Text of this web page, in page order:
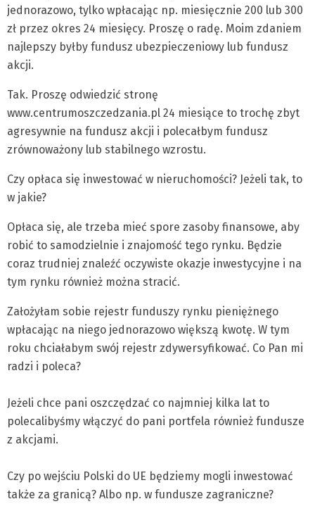
jednorazowo, tylko wpłacając np. miesięcznie 200 lub 300
zł przez okres 24 miesięcy. Proszę o radę. Moim zdaniem
najlepszy byłby fundusz ubezpieczeniowy lub fundusz
akcji.
Tak. Proszę odwiedzić stronę
www.centrumoszczedzania.pl 24 miesiące to trochę zbyt
agresywnie na fundusz akcji i polecałbym fundusz
zrównoważony lub stabilnego wzrostu.
Czy opłaca się inwestować w nieruchomości? Jeżeli tak, to
w jakie?
Opłaca się, ale trzeba mieć spore zasoby finansowe, aby
robić to samodzielnie i znajomość tego rynku. Będzie
coraz trudniej znaleźć oczywiste okazje inwestycyjne i na
tym rynku również można stracić.
Założyłam sobie rejestr funduszy rynku pieniężnego
wpłacając na niego jednorazowo większą kwotę. W tym
roku chciałabym swój rejestr zdywersyfikować. Co Pan mi
radzi i poleca?
Jeżeli chce pani oszczędzać co najmniej kilka lat to
polecalibyśmy włączyć do pani portfela również fundusze
z akcjami.
Czy po wejściu Polski do UE będziemy mogli inwestować
także za granicą? Albo np. w fundusze zagraniczne?